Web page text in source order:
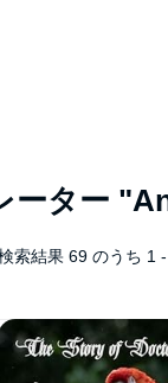
ーター
索結果 69 のうち 1